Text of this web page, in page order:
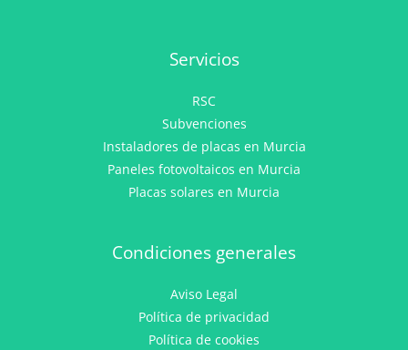
Servicios
RSC
Subvenciones
Instaladores de placas en Murcia
Paneles fotovoltaicos en Murcia
Placas solares en Murcia
Condiciones generales
Aviso Legal
Política de privacidad
Política de cookies